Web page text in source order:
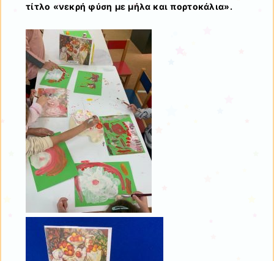
τίτλο «νεκρή φύση με μήλα και πορτοκάλια».